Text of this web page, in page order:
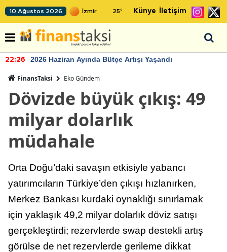
10 Ağustos 2026 25° Künye İletişim
22:26 2026 Haziran Ayında Bütçe Artışı Yaşandı
FinansTaksi Eko Gündem
Dövizde büyük çıkış: 49
milyar dolarlık
müdahale
Orta Doğu’daki savaşın etkisiyle yabancı
yatırımcıların Türkiye’den çıkışı hızlanırken,
Merkez Bankası kurdaki oynaklığı sınırlamak
için yaklaşık 49,2 milyar dolarlık döviz satışı
gerçekleştirdi; rezervlerde swap destekli artış
görülse de net rezervlerde gerileme dikkat